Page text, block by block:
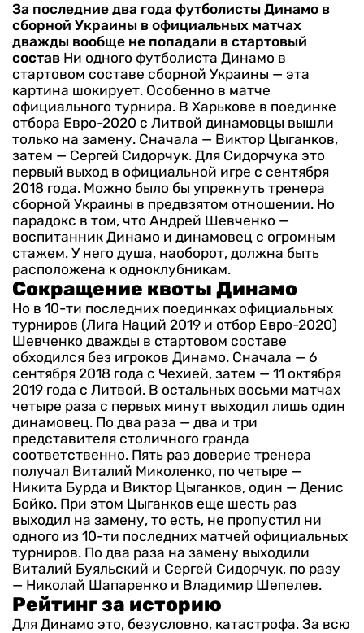
За последние два года футболисты Динамо в
сборной Украины в официальных матчах
дважды вообще не попадали в стартовый
состав Ни одного футболиста Динамо в
стартовом составе сборной Украины — эта
картина шокирует. Особенно в матче
официального турнира. В Харькове в поединке
отбора Евро-2020 с Литвой динамовцы вышли
только на замену. Сначала — Виктор Цыганков,
затем — Сергей Сидорчук. Для Сидорчука это
первый выход в официальной игре с сентября
2018 года. Можно было бы упрекнуть тренера
сборной Украины в предвзятом отношении. Но
парадокс в том, что Андрей Шевченко —
воспитанник Динамо и динамовец с огромным
стажем. У него душа, наоборот, должна быть
расположена к одноклубникам.
Сокращение квоты Динамо
Но в 10-ти последних поединках официальных
турниров (Лига Наций 2019 и отбор Евро-2020)
Шевченко дважды в стартовом составе
обходился без игроков Динамо. Сначала — 6
сентября 2018 года с Чехией, затем — 11 октября
2019 года с Литвой. В остальных восьми матчах
четыре раза с первых минут выходил лишь один
динамовец. По два раза — два и три
представителя столичного гранда
соответственно. Пять раз доверие тренера
получал Виталий Миколенко, по четыре —
Никита Бурда и Виктор Цыганков, один — Денис
Бойко. При этом Цыганков еще шесть раз
выходил на замену, то есть, не пропустил ни
одного из 10-ти последних матчей официальных
турниров. По два раза на замену выходили
Виталий Буяльский и Сергей Сидорчук, по разу
— Николай Шапаренко и Владимир Шепелев.
Рейтинг за историю
Для Динамо это, безусловно, катастрофа. За всю